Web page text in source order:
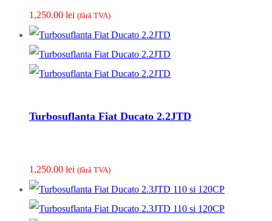
1,250.00 lei (fãrã TVA)
Turbosuflanta Fiat Ducato 2.2JTD
1,250.00 lei (fãrã TVA)